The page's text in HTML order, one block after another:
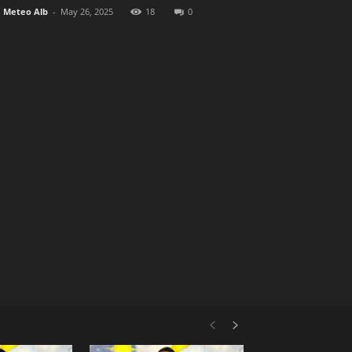
Meteo Alb - May 26, 2025 18 0